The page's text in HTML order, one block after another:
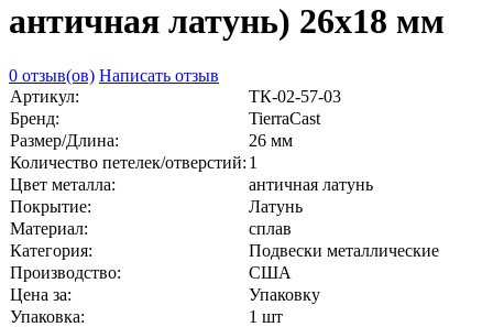
античная латунь) 26х18 мм
0 отзыв(ов) Написать отзыв
Артикул:
ТК-02-57-03
Бренд:
TierraCast
Размер/Длина:
26 мм
Количество петелек/отверстий: 1
Цвет металла:
античная латунь
Покрытие:
Латунь
Материал:
сплав
Категория:
Подвески металлические
Производство:
США
Цена за:
Упаковку
Упаковка:
1 шт